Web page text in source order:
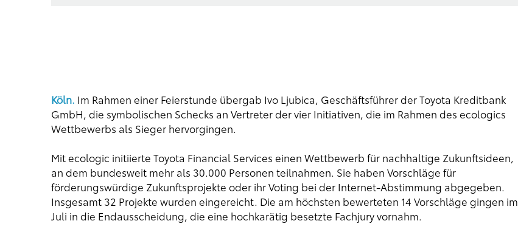
Köln. Im Rahmen einer Feierstunde übergab Ivo Ljubica, Geschäftsführer der Toyota Kreditbank
GmbH, die symbolischen Schecks an Vertreter der vier Initiativen, die im Rahmen des ecologics
Wettbewerbs als Sieger hervorgingen.
Mit ecologic initiierte Toyota Financial Services einen Wettbewerb für nachhaltige Zukunftsideen,
an dem bundesweit mehr als 30.000 Personen teilnahmen. Sie haben Vorschläge für
förderungswürdige Zukunftsprojekte oder ihr Voting bei der Internet-Abstimmung abgegeben.
Insgesamt 32 Projekte wurden eingereicht. Die am höchsten bewerteten 14 Vorschläge gingen im
Juli in die Endausscheidung, die eine hochkarätig besetzte Fachjury vornahm.